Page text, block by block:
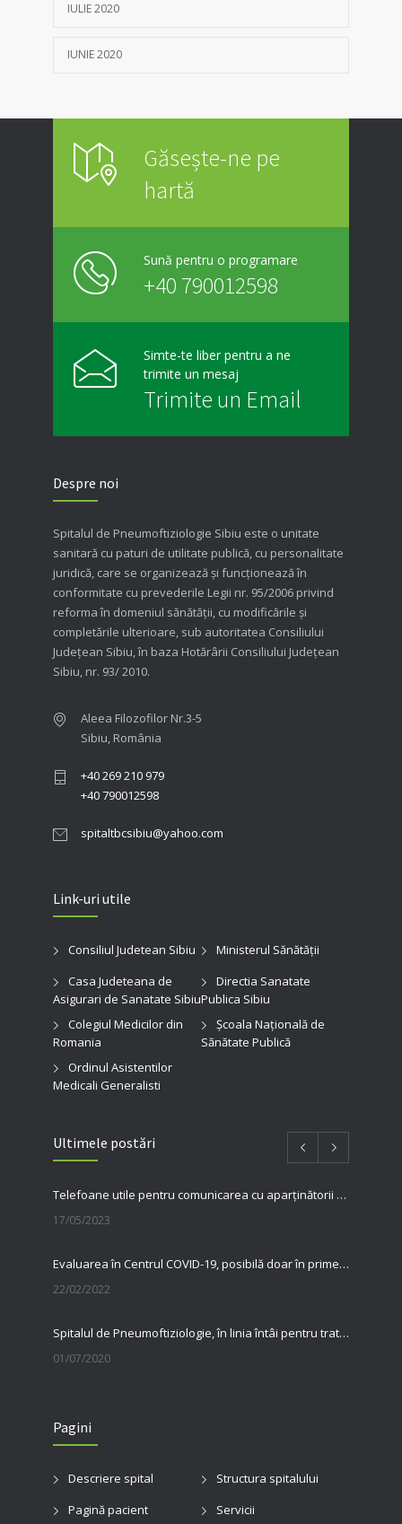
IULIE 2020
IUNIE 2020
Găsește-ne pe
hartă
Sună pentru o programare
+40 790012598
Simte-te liber pentru a ne
trimite un mesaj
Trimite un Email
Despre noi
Spitalul de Pneumoftiziologie Sibiu este o unitate
sanitară cu paturi de utilitate publică, cu personalitate
juridică, care se organizează şi funcţionează în
conformitate cu prevederile Legii nr. 95/2006 privind
reforma în domeniul sănătăţii, cu modificările şi
completările ulterioare, sub autoritatea Consiliului
Judeţean Sibiu, în baza Hotărârii Consiliului Judeţean
Sibiu, nr. 93/ 2010.
Aleea Filozofilor Nr.3-5
Sibiu, România
+40 269 210 979
+40 790012598
spitaltbcsibiu@yahoo.com
Link-uri utile
Consiliul Judetean Sibiu
Ministerul Sănătății
Casa Judeteana de
Asigurari de Sanatate Sibiu
Directia Sanatate
Publica Sibiu
Colegiul Medicilor din
Romania
Şcoala Naţională de
Sănătate Publică
Ordinul Asistentilor
Medicali Generalisti
Ultimele postări
Telefoane utile pentru comunicarea cu aparținătorii pacienților internați în spitalul nostru
17/05/2023
Evaluarea în Centrul COVID-19, posibilă doar în primele 5 zile de la pozitivare
22/02/2022
Spitalul de Pneumoftiziologie, în linia întâi pentru tratarea pacienților cu Covid
01/07/2020
23/06/2020
Pagini
Descriere spital
Structura spitalului
Pagină pacient
Servicii